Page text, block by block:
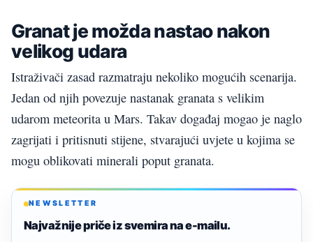
Granat je možda nastao nakon
velikog udara
Istraživači zasad razmatraju nekoliko mogućih scenarija.
Jedan od njih povezuje nastanak granata s velikim
udarom meteorita u Mars. Takav događaj mogao je naglo
zagrijati i pritisnuti stijene, stvarajući uvjete u kojima se
mogu oblikovati minerali poput granata.
NEWSLETTER
Najvažnije priče iz svemira na e-mailu.